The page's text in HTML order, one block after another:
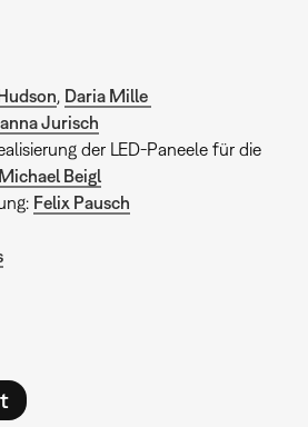
, Daria Mille
Jurisch
der LED-Paneele für die
Michael Beigl
Felix Pausch